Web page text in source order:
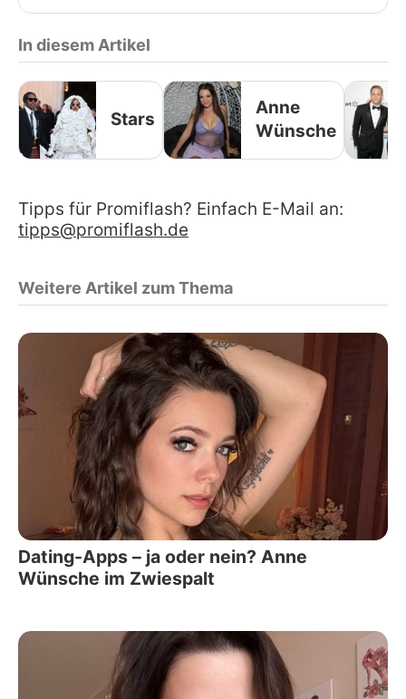
In diesem Artikel
Stars
Anne
Wünsche
Tipps für Promiflash? Einfach E-Mail an:
tipps@promiflash.de
Weitere Artikel zum Thema
Dating-Apps – ja oder nein? Anne
Wünsche im Zwiespalt